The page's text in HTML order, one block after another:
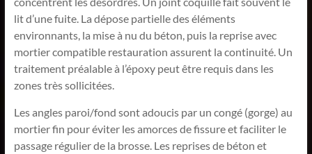
lit d’une fuite. La dépose partielle des éléments
environnants, la mise à nu du béton, puis la reprise avec
mortier compatible restauration assurent la continuité. Un
traitement préalable à l’époxy peut être requis dans les
zones très sollicitées.
Les angles paroi/fond sont adoucis par un congé (gorge) au
mortier fin pour éviter les amorces de fissure et faciliter le
passage régulier de la brosse. Les reprises de béton et